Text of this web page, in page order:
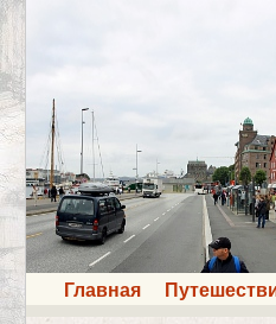
Главная